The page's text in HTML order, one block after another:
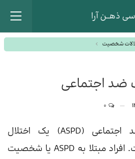
ذهــن آرا
شخصیت
اجتماعی
اختلال شخصیت ضد اجتماعی (ASPD) یک اختلال
روانشناختی است است. افراد مبتلا به ASPD یا شخصیت